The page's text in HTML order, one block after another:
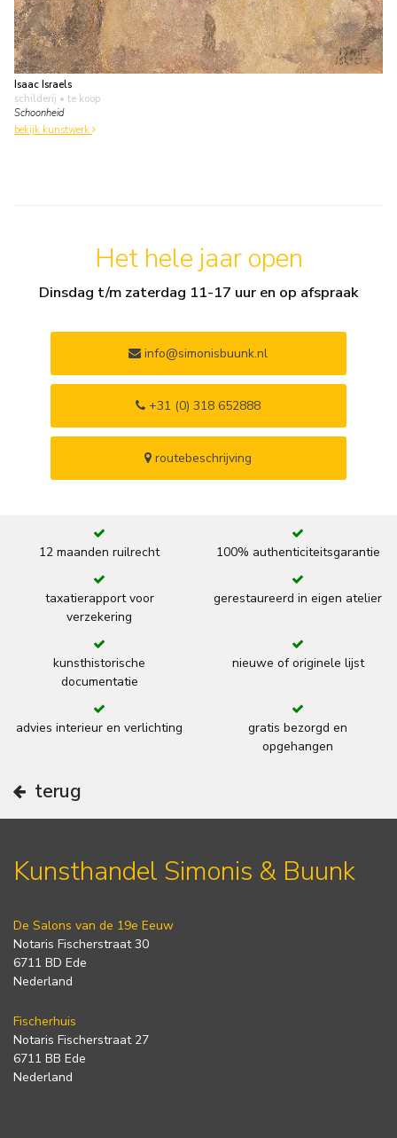
Isaac Israels
schilderij • te koop
Schoonheid
bekijk kunstwerk
Het hele jaar open
Dinsdag t/m zaterdag 11-17 uur en op afspraak
info@simonisbuunk.nl
+31 (0) 318 652888
routebeschrijving
12 maanden ruilrecht 100% authenticiteitsgarantie
taxatierapport voor
verzekering
gerestaureerd in eigen atelier
kunsthistorische
documentatie
nieuwe of originele lijst
advies interieur en verlichting
gratis bezorgd en
opgehangen
terug
Kunsthandel Simonis & Buunk
De Salons van de 19e Eeuw
Notaris Fischerstraat 30
6711 BD Ede
Nederland
Fischerhuis
Notaris Fischerstraat 27
6711 BB Ede
Nederland